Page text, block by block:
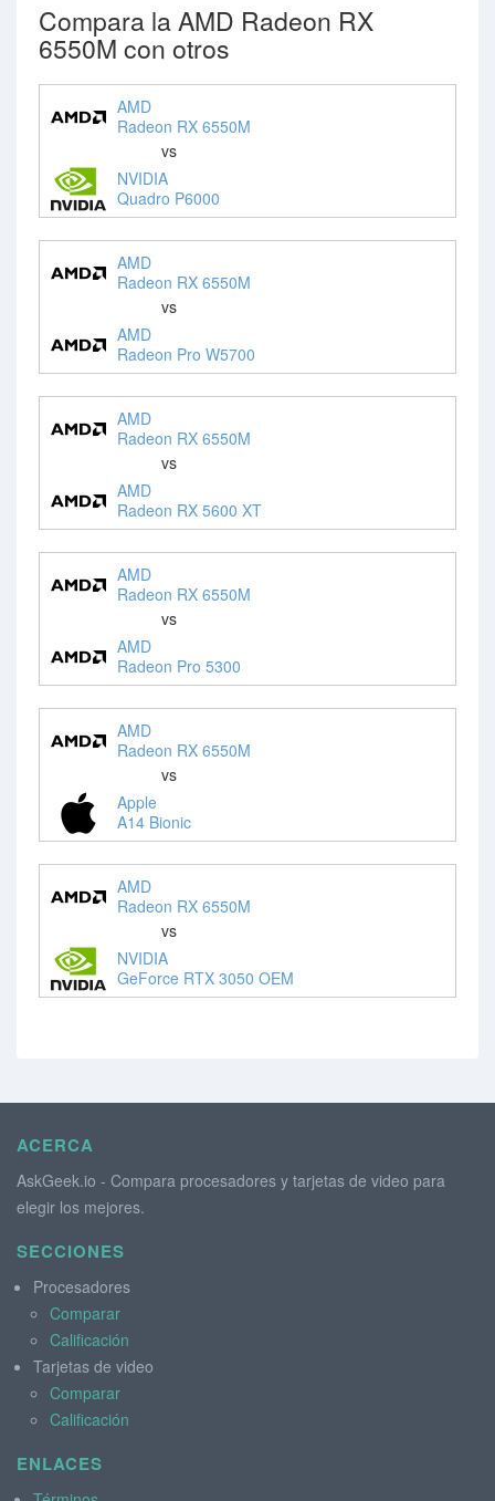
Compara la AMD Radeon RX
6550M con otros
AMD
Radeon RX 6550M
vs
NVIDIA
Quadro P6000
AMD
Radeon RX 6550M
vs
AMD
Radeon Pro W5700
AMD
Radeon RX 6550M
vs
AMD
Radeon RX 5600 XT
AMD
Radeon RX 6550M
vs
AMD
Radeon Pro 5300
AMD
Radeon RX 6550M
vs
Apple
A14 Bionic
AMD
Radeon RX 6550M
vs
NVIDIA
GeForce RTX 3050 OEM
ACERCA
AskGeek.io - Compara procesadores y tarjetas de video para
elegir los mejores.
SECCIONES
Procesadores
Comparar
Calificación
Tarjetas de video
Comparar
Calificación
ENLACES